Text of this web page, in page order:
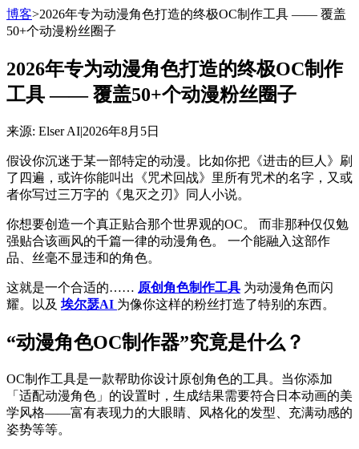
博客>2026年专为动漫角色打造的终极OC制作工具 —— 覆盖
50+个动漫粉丝圈子
2026年专为动漫角色打造的终极OC制作
工具 —— 覆盖50+个动漫粉丝圈子
来源: Elser AI|2026年8月5日
假设你沉迷于某一部特定的动漫。比如你把《进击的巨人》刷
了四遍，或许你能叫出《咒术回战》里所有咒术的名字，又或
者你写过三万字的《鬼灭之刃》同人小说。
你想要创造一个真正贴合那个世界观的OC。 而非那种仅仅勉
强贴合该画风的千篇一律的动漫角色。 一个能融入这部作
品、丝毫不显违和的角色。
这就是一个合适的…… 原创角色制作工具 为动漫角色而闪
耀。以及 埃尔瑟AI 为像你这样的粉丝打造了特别的东西。
“动漫角色OC制作器”究竟是什么？
OC制作工具是一款帮助你设计原创角色的工具。当你添加
「适配动漫角色」的设置时，生成结果需要符合日本动画的美
学风格——富有表现力的大眼睛、风格化的发型、充满动感的
姿势等等。